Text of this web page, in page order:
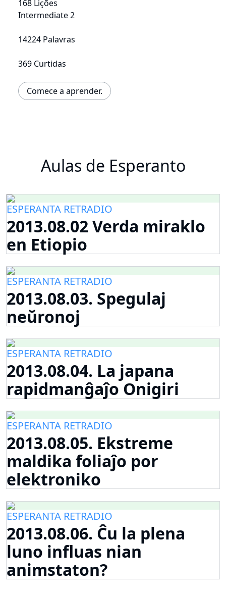
168 Lições
Intermediate 2
14224 Palavras
369 Curtidas
Comece a aprender.
Aulas de Esperanto
ESPERANTA RETRADIO
2013.08.02 Verda miraklo
en Etiopio
ESPERANTA RETRADIO
2013.08.03. Spegulaj
neŭronoj
ESPERANTA RETRADIO
2013.08.04. La japana
rapidmanĝaĵo Onigiri
ESPERANTA RETRADIO
2013.08.05. Ekstreme
maldika foliaĵo por
elektroniko
ESPERANTA RETRADIO
2013.08.06. Ĉu la plena
luno influas nian
animstaton?